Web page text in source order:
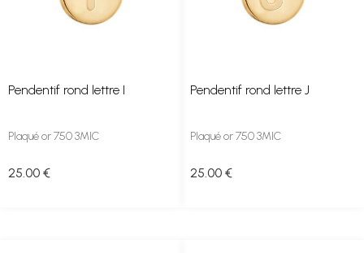
Pendentif rond lettre I
Plaqué or 750 3MIC
25 .00 €
Pendentif rond lettre J
Plaqué or 750 3MIC
25 .00 €